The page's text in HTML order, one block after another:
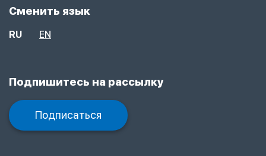
Сменить язык
RU EN
Подпишитесь на рассылку
Подписаться